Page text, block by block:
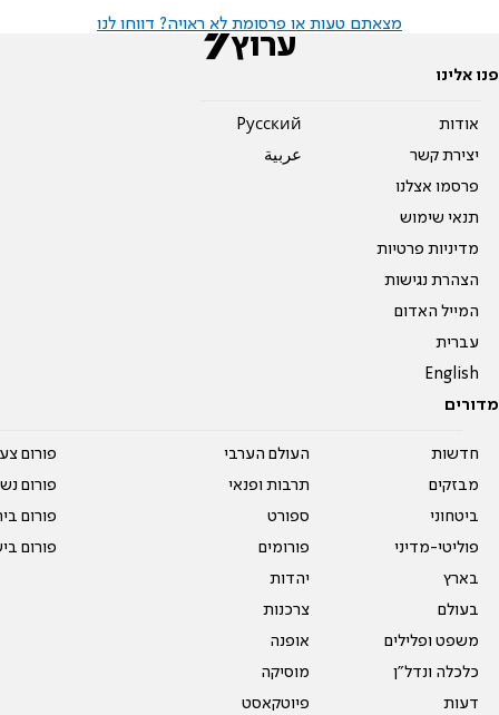
מצאתם טעות או פרסומת לא ראויה? דווחו לנו
פנו אלינו
אודות
יצירת קשר
פרסמו אצלנו
תנאי שימוש
מדיניות פרטיות
הצהרת נגישות
המייל האדום
עברית
English
Pусский
عربية
מדורים
חדשות
מבזקים
ביטחוני
פוליטי-מדיני
בארץ
בעולם
משפט ופלילים
כלכלה ונדל"ן
דעות
העולם הערבי
תרבות ופנאי
ספורט
פורומים
יהדות
צרכנות
אופנה
מוסיקה
פיוטקאסט
פורום
פורום
פורום
פורום